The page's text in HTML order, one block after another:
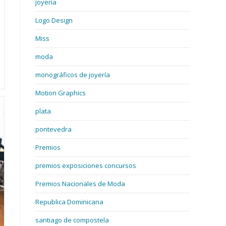
joyería
Logo Design
Miss
moda
monográficos de joyería
Motion Graphics
plata
pontevedra
Premios
premios exposiciones concursos
Premios Nacionales de Moda
Republica Dominicana
santiago de compostela